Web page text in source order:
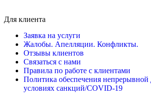
Для клиента
Заявка на услуги
Жалобы. Апелляции. Конфликты.
Отзывы клиентов
Связаться с нами
Правила по работе с клиентами
Политика обеспечения непрерывной
условиях санкций/COVID-19